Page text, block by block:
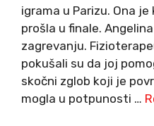
igrama u Parizu. Ona je
prošla u finale.
zagrevanju.
pokušali su da joj
skočni zglob koji je
mogla u potpunosti …